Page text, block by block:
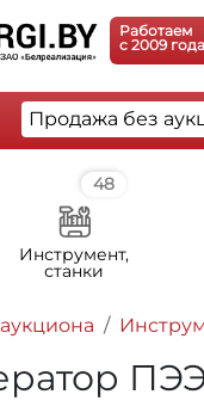
Работаем
c 2009 года
Продажа без
48
Инструмент,
станки